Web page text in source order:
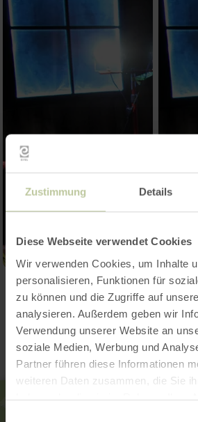
Zustimmung Details
Diese Webseite verwendet Cookies
Wir verwenden Cookies, um Inhalte
personalisieren, Funktionen für
zu können und die Zugriffe auf
analysieren. Außerdem geben wir
Verwendung unserer Website an
soziale Medien, Werbung und
Partner führen diese Informationen
weiteren Daten zusammen, die Sie
Kontakt